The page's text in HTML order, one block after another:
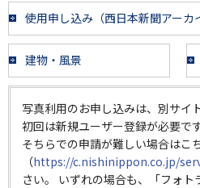
使用申し込み（西日本新聞アーカ
建物・風景
写真利用のお申し込みは、別サイ
初回は新規ユーザー登録が必要です
そちらでの申請が難しい場合はこ
（https://c.nishinippon.co.jp/
さい。 いずれの場合も、「フォ